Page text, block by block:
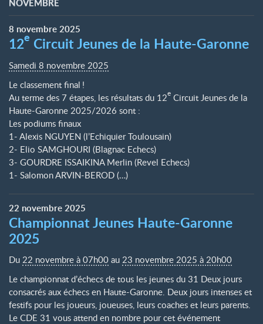
NOVEMBRE
8 novembre2025
12e Circuit Jeunes de la Haute-Garonne
Samedi 8 novembre 2025
Le classement final !
Au terme des 7 étapes, les résultats du 12e Circuit Jeunes de la
Haute-Garonne 2025/2026 sont :
Les podiums finaux
1- Alexis NGUYEN (l’Echiquier Toulousain)
2- Elio SAMGHOURI (Blagnac Echecs)
3- GOURDRE ISSAIKINA Merlin (Revel Echecs)
1- Salomon ARVIN-BEROD (…)
22 novembre2025
Championnat Jeunes Haute-Garonne
2025
Du 22 novembre à 07h00 au 23 novembre 2025 à 20h00
Le championnat d’échecs de tous les jeunes du 31 Deux jours
consacrés aux échecs en Haute-Garonne. Deux jours intenses et
festifs pour les joueurs, joueuses, leurs coaches et leurs parents.
Le CDE 31 vous attend en nombre pour cet événement